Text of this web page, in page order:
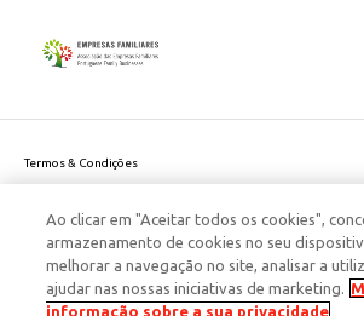
Termos & Condições
Politica de Cookies
Política de Privacidade Dados Pessoais
Responsabilidade Social Corporativa
Ao clicar em "Aceitar todos os cookies",
armazenamento de cookies no seu
melhorar a navegação no site, analisar a
ajudar nas nossas iniciativas de marketing.
informação sobre a sua privacidade